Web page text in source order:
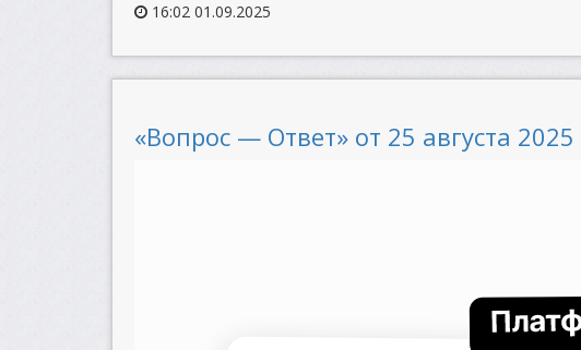
16:02 01.09.2025
«Вопрос — Ответ» от 25 августа 2025